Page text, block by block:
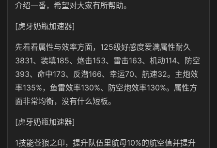
介绍一番，希望对大家有所帮助。
[虎牙奶瓶加速器]
先看看属性与效率方面，125级好感度爱满属性耐久
3831、装填185、炮击153、雷击163、机动114、防空
393、命中173、反潜166、幸运70、航速32。主炮效
率135%，鱼雷效率130%、防空炮效率130%。属性方
面非常均衡，没有什么短板。
[虎牙奶瓶加速器]
1技能苍狼之印，提升队伍里航母10%的航空值并提升